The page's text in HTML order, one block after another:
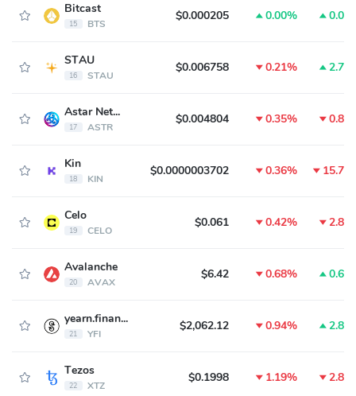
Bitcast
15 BTS
$0.000205 0.00%
STAU
16 STAU
$0.006758 0.21%
Astar Network
17 ASTR
$0.004804 0.35%
Kin
18 KIN
$0.0000003702 0.36%
Celo
19 CELO
$0.061 0.42%
Avalanche
20 AVAX
$6.42 0.68%
yearn.finance
21 YFI
$2,062.12 0.94%
Tezos
22 XTZ
$0.1998 1.19%